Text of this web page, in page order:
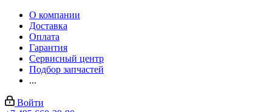
О компании
Доставка
Оплата
Гарантия
Сервисный центр
Подбор запчастей
...
Войти